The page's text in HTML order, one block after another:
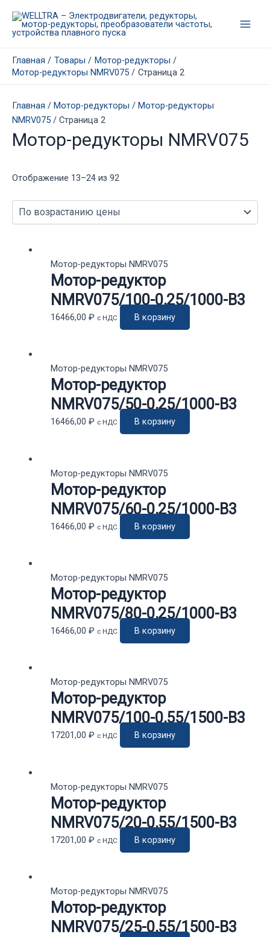
содержимому
Главная Товары
Мотор-редукторы
Мотор-редукторы NMRV075
Страница 2
Главная / Мотор-редукторы / Мотор-редукторы
NMRV075 / Страница 2
Мотор-редукторы NMRV075
Отображение 13–24 из 92
Мотор-редукторы NMRV075
Мотор-редуктор
NMRV075/100-0,25/1000-В3
16466,00 ₽ с НДС В корзину
Мотор-редукторы NMRV075
Мотор-редуктор
NMRV075/50-0,25/1000-B3
16466,00 ₽ с НДС В корзину
Мотор-редукторы NMRV075
Мотор-редуктор
NMRV075/60-0,25/1000-B3
16466,00 ₽ с НДС В корзину
Мотор-редукторы NMRV075
Мотор-редуктор
NMRV075/80-0,25/1000-B3
16466,00 ₽ с НДС В корзину
Мотор-редукторы NMRV075
Мотор-редуктор
NMRV075/100-0,55/1500-B3
17201,00 ₽ с НДС В корзину
Мотор-редукторы NMRV075
Мотор-редуктор
NMRV075/20-0,55/1500-B3
17201,00 ₽ с НДС В корзину
Мотор-редукторы NMRV075
Мотор-редуктор
NMRV075/25-0,55/1500-В3